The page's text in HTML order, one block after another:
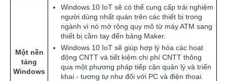
Một nền
tảng
Windows
Windows 10 IoT sẽ có thể cung cấp trải nghiệm
người dùng nhất quán trên các thiết bị trong
ngành vì nó mở rộng quy mô từ máy ATM sang
thiết bị cầm tay đến bảng Maker.
Windows 10 IoT sẽ giúp hợp lý hóa các hoạt
động CNTT và tiết kiệm chi phí CNTT thông
qua một phương pháp tiếp cận quản lý và triển
khai - tương tự như đối với PC và điện thoại.